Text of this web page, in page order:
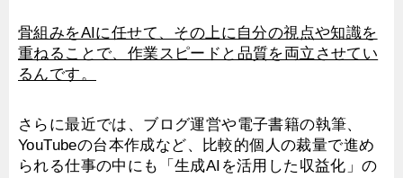
骨組みをAIに任せて、その上に自分の視点や知識を
重ねることで、作業スピードと品質を両立させてい
るんです。
さらに最近では、ブログ運営や電子書籍の執筆、
YouTubeの台本作成など、比較的個人の裁量で進め
られる仕事の中にも「生成AIを活用した収益化」の